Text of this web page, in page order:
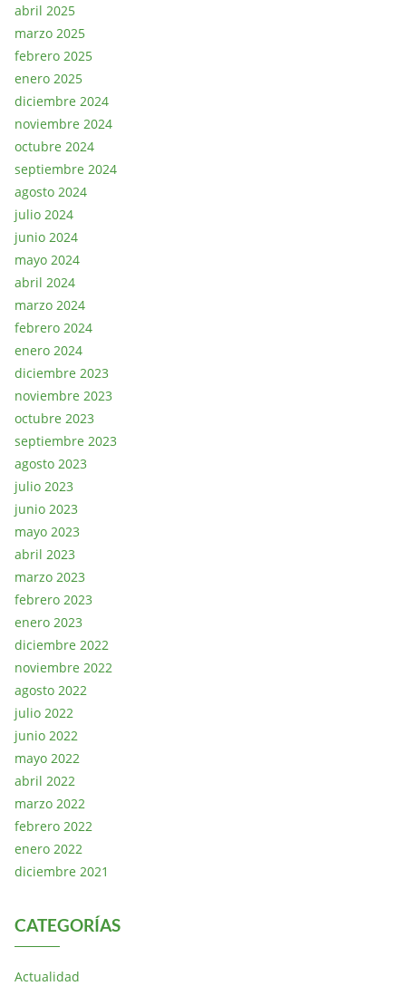
abril 2025
marzo 2025
febrero 2025
enero 2025
diciembre 2024
noviembre 2024
octubre 2024
septiembre 2024
agosto 2024
julio 2024
junio 2024
mayo 2024
abril 2024
marzo 2024
febrero 2024
enero 2024
diciembre 2023
noviembre 2023
octubre 2023
septiembre 2023
agosto 2023
julio 2023
junio 2023
mayo 2023
abril 2023
marzo 2023
febrero 2023
enero 2023
diciembre 2022
noviembre 2022
agosto 2022
julio 2022
junio 2022
mayo 2022
abril 2022
marzo 2022
febrero 2022
enero 2022
diciembre 2021
CATEGORÍAS
Actualidad